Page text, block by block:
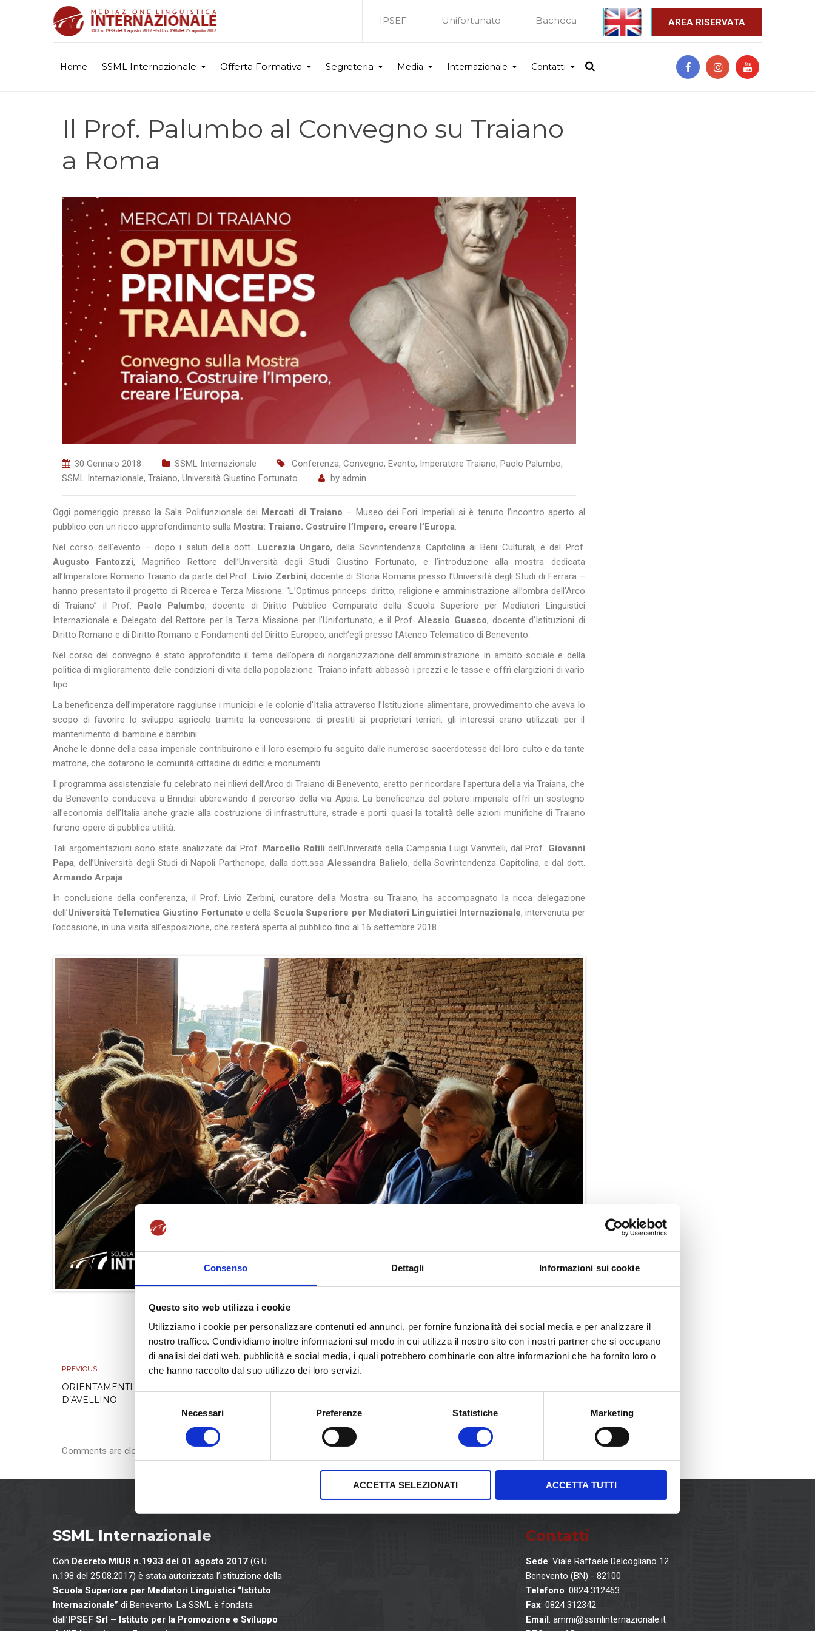
Consenso Dettagli Informazioni sui cookie
Questo sito web utilizza i cookie
Utilizziamo i cookie per personalizzare contenuti ed annunci, per fornire funzionalità dei social media e per analizzare il
nostro traffico. Condividiamo inoltre informazioni sul modo in cui utilizza il nostro sito con i nostri partner che si occupano
di analisi dei dati web, pubblicità e social media, i quali potrebbero combinarle con altre informazioni che ha fornito loro o
che hanno raccolto dal suo utilizzo dei loro servizi.
z
e
e
l
c
o
n
s
Necessari Preferenze Statistiche Marketing
ACCETTA SELEZIONATI ACCETTA TUTTI
AREA RISERVATA
_
IPSEF Unifortunato Bacheca
Home SSML Internazionale Offerta Formativa Segreteria Media Internazionale Contatti
Il Prof. Palumbo al Convegno su Traiano
a Roma
30 Gennaio 2018 SSML Internazionale Conferenza, Convegno, Evento, Imperatore Traiano, Paolo Palumbo,
SSML Internazionale, Traiano, Università Giustino Fortunato by admin
Oggi pomeriggio presso la Sala Polifunzionale dei Mercati di Traiano – Museo dei Fori Imperiali si è tenuto l’incontro aperto al
pubblico con un ricco approfondimento sulla Mostra: Traiano. Costruire l’Impero, creare l’Europa.
Nel corso dell’evento – dopo i saluti della dott. Lucrezia Ungaro, della Sovrintendenza Capitolina ai Beni Culturali, e del Prof.
Augusto Fantozzi, Magnifico Rettore dell’Università degli Studi Giustino Fortunato, e l’introduzione alla mostra dedicata
all’Imperatore Romano Traiano da parte del Prof. Livio Zerbini, docente di Storia Romana presso l’Università degli Studi di Ferrara –
hanno presentato il progetto di Ricerca e Terza Missione: “L’Optimus princeps: diritto, religione e amministrazione all’ombra dell’Arco
di Traiano” il Prof. Paolo Palumbo, docente di Diritto Pubblico Comparato della Scuola Superiore per Mediatori Linguistici
Internazionale e Delegato del Rettore per la Terza Missione per l’Unifortunato, e il Prof.Alessio Guasco, docente d’Istituzioni di
Diritto Romano e di Diritto Romano e Fondamenti del Diritto Europeo, anch’egli presso l’Ateneo Telematico di Benevento.
Nel corso del convegno è stato approfondito il tema dell’opera di riorganizzazione dell’amministrazione in ambito sociale e della
politica di miglioramento delle condizioni di vita della popolazione. Traiano infatti abbassò i prezzi e le tasse e offrì elargizioni di vario
tipo.
La beneficenza dell’imperatore raggiunse i municipi e le colonie d’Italia attraverso l’Istituzione alimentare, provvedimento che aveva lo
scopo di favorire lo sviluppo agricolo tramite la concessione di prestiti ai proprietari terrieri: gli interessi erano utilizzati per il
mantenimento di bambine e bambini.
Anche le donne della casa imperiale contribuirono e il loro esempio fu seguito dalle numerose sacerdotesse del loro culto e da tante
matrone, che dotarono le comunità cittadine di edifici e monumenti.
Il programma assistenziale fu celebrato nei rilievi dell’Arco di Traiano di Benevento, eretto per ricordare l’apertura della via Traiana, che
da Benevento conduceva a Brindisi abbreviando il percorso della via Appia. La beneficenza del potere imperiale offrì un sostegno
all’economia dell’Italia anche grazie alla costruzione di infrastrutture, strade e porti: quasi la totalità delle azioni munifiche di Traiano
furono opere di pubblica utilità.
Tali argomentazioni sono state analizzate dal Prof. Marcello Rotili dell’Università della Campania Luigi Vanvitelli, dal Prof. Giovanni
Papa, dell’Università degli Studi di Napoli Parthenope, dalla dott.ssa Alessandra Balielo, della Sovrintendenza Capitolina, e dal dott.
Armando Arpaja.
In conclusione della conferenza, il Prof. Livio Zerbini, curatore dellaMostra su Traiano, ha accompagnato la ricca delegazione
dell’Università Telematica Giustino Fortunato e dellaScuola Superiore per Mediatori Linguistici Internazionale, intervenuta per
l’occasione, in una visita all’esposizione, che resterà aperta al pubblico fino al 16 settembre 2018.
PREVIOUS
ORIENTAMENTI 2017/2018: ISS DELLA PROVINCIA
D’AVELLINO
Comments are closed.
SSML Internazionale
Con Decreto MIUR n.1933 del 01 agosto 2017 (G.U.
n.198 del 25.08.2017) è stata autorizzata l’istituzione della
Scuola Superiore per Mediatori Linguistici “Istituto
Internazionale” di Benevento. La SSML è fondata
dall’IPSEF Srl – Istituto per la Promozione e Sviluppo
Contatti
Sede: Viale Raffaele Delcogliano 12
Benevento (BN) - 82100
Telefono: 0824 312463
Fax: 0824 312342
Email: ammi@ssmlinternazionale.it